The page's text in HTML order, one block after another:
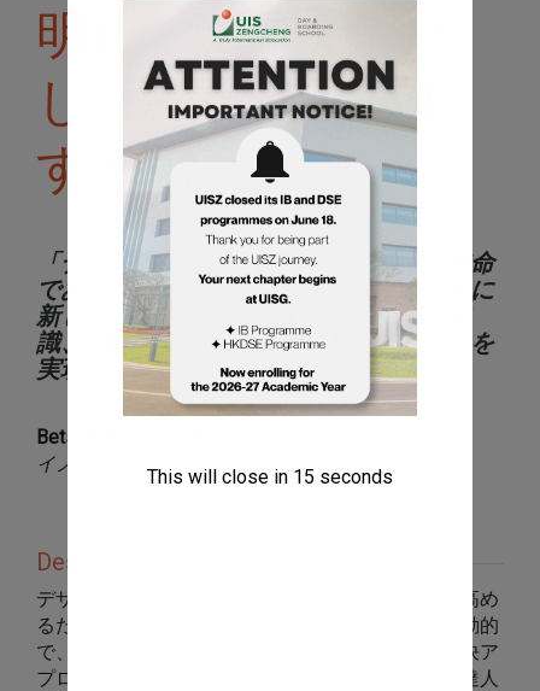
明し、問題を解決
し、いじり、探求
する場所
「デザイン思考は、国際バカロレアの使命
である、現実世界の問題を解決するために
新しいアイデアを創造する、探究心、知
識、思いやりのある若者を育成することを
実現します。"
Betsy K. Lee Verb, Ed.D.
イノベーション＆ICTディレクター
Designing for the Future at UISZ
デザイン思考は、子どもたちの学習経験と成果を高め
るために用いられる。このタイプの思考には、流動的
で、インタラクティブで、ダイナミックな問題解決ア
プローチが含まれる。幼児は特に想像力と直感の達人
This will close in 14 seconds